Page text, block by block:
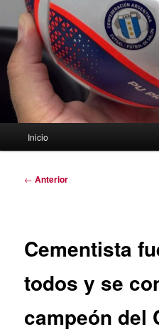
Inicio
Navegación
← Anterior
Cementista
todos y se
campeón del